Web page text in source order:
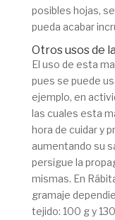
posibles hojas,
pueda acabar
Otros usos de
El uso de esta
pues se puede
ejemplo, en
las cuales esta
hora de cuidar y
aumentando su
persigue la
mismas. En
gramaje
tejido: 100 g y